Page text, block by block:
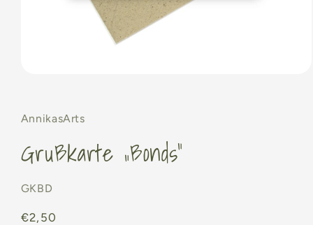
öffnen
AnnikasArts
Grußkarte „Bonds“
SKU:
GKBD
Normaler
€2,50